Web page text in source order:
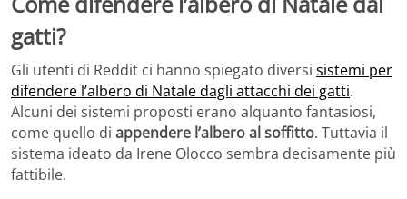
gatti?
Gli utenti di Reddit ci hanno spiegato diversi sistemi per
difendere l’albero di Natale dagli attacchi dei gatti.
Alcuni dei sistemi proposti erano alquanto fantasiosi,
come quello di appendere l’albero al soffitto. Tuttavia il
sistema ideato da Irene Olocco sembra decisamente più
fattibile.